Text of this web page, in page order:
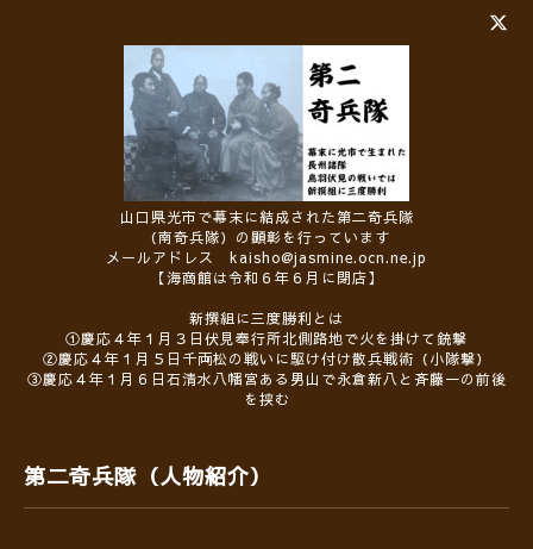
山口県光市で幕末に結成された第二奇兵隊
（南奇兵隊）の顕彰を行っています
メールアドレス kaisho@jasmine.ocn.ne.jp
【海商館は令和６年６月に閉店】
新撰組に三度勝利とは
①慶応４年１月３日伏見奉行所北側路地で火を掛けて銃撃
②慶応４年１月５日千両松の戦いに駆け付け散兵戦術（小隊撃）
③慶応４年１月６日石清水八幡宮ある男山で永倉新八と斉藤一の前後
を挟む
第二奇兵隊（人物紹介）